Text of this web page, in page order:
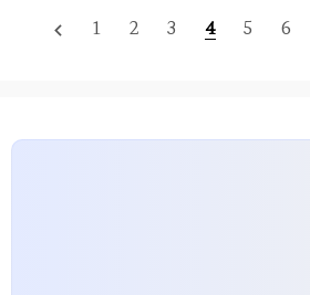
에드워즈(Ben Edwards)의 기원 이야기를
릴러, 드라마, 스파이물이 결합된 형태이며,
navigate_before 1 2 3 4 5 6